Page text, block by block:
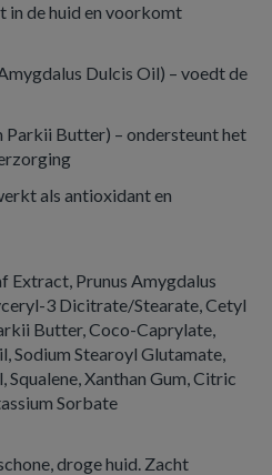
in de huid en voorkomt
Dulcis Oil) – voedt de
Butter) – ondersteunt het
als antioxidant en
Extract, Prunus Amygdalus
3 Dicitrate/Stearate, Cetyl
Butter, Coco-Caprylate,
Sodium Stearoyl Glutamate,
Xanthan Gum, Citric
Sorbate
droge huid. Zacht